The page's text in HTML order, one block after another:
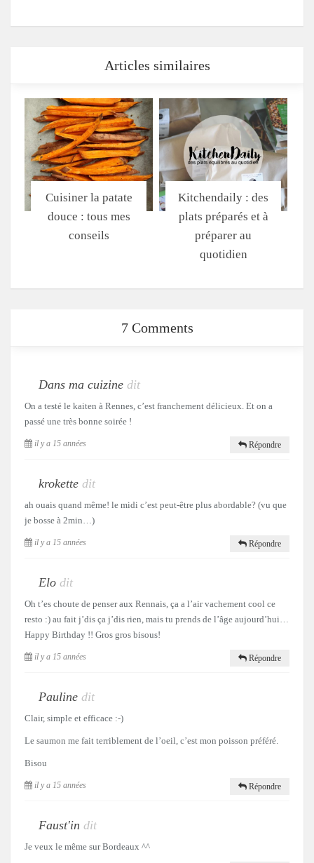
Articles similaires
Cuisiner la patate
douce : tous mes
conseils
Kitchendaily : des
plats préparés et à
préparer au
quotidien
7 Comments
Dans ma cuizine dit
On a testé le kaiten à Rennes, c’est franchement délicieux. Et on a
passé une très bonne soirée !
il y a 15 années Répondre
krokette dit
ah ouais quand même! le midi c’est peut-être plus abordable? (vu que
je bosse à 2min…)
il y a 15 années Répondre
Elo dit
Oh t’es choute de penser aux Rennais, ça a l’air vachement cool ce
resto :) au fait j’dis ça j’dis rien, mais tu prends de l’âge aujourd’hui…
Happy Birthday !! Gros gros bisous!
il y a 15 années Répondre
Pauline dit
Clair, simple et efficace :-)
Le saumon me fait terriblement de l’oeil, c’est mon poisson préféré.
Bisou
il y a 15 années Répondre
Faust'in dit
Je veux le même sur Bordeaux ^^